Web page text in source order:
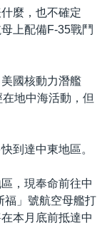
麼，也不確定
上配備F-35戰鬥
國核動力潛艦
地中海活動，但
到達中東地區。
，現奉命前往中
福」號航空母艦打
本月底前抵達中